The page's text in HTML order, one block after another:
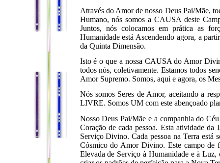
Através do Amor de nosso Deus Pai/Mãe,
Humano, nós somos a CAUSA deste
Juntos, nós colocamos em prática as
Humanidade está Ascendendo agora, a
da Quinta Dimensão.
Isto é o que a nossa CAUSA do Amor
todos nós, coletivamente. Estamos todos
Amor Supremo. Somos, aqui e agora, os
Nós somos Seres de Amor, aceitando a
LIVRE. Somos UM com este abençoado
Nosso Deus Pai/Mãe e a companhia do
Coração de cada pessoa. Esta atividade
Serviço Divino. Cada pessoa na Terra está
Cósmico do Amor Divino. Este campo de
Elevada de Serviço à Humanidade e à Luz,